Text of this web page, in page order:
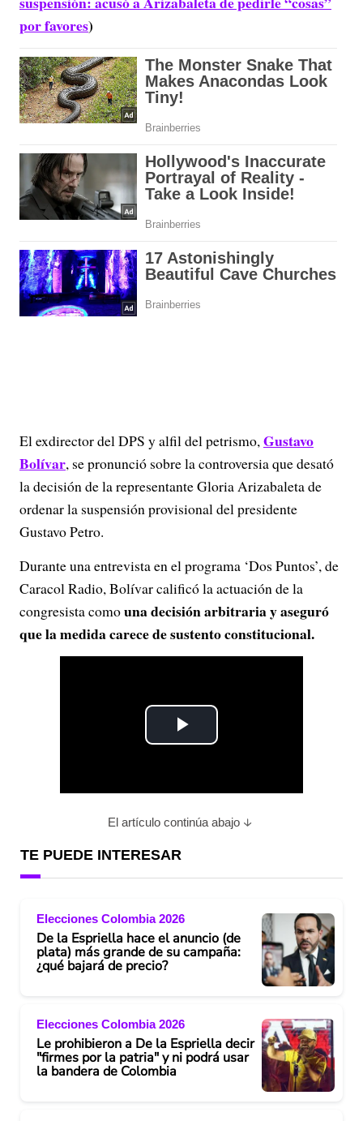
por favores)
El exdirector del DPS y alfil del petrismo,Gustavo
Bolívar, se pronunció sobre la controversia que desató
la decisión de la representante Gloria Arizabaleta de
ordenar la suspensión provisional del presidente
Gustavo Petro.
Durante una entrevista en el programa ‘Dos Puntos’, de
Caracol Radio, Bolívar calificó la actuación de la
congresista comouna decisión arbitraria y aseguró
que la medida carece de sustento constitucional.
P
a
i
d
o
El artículo continúa abajo
TE PUEDE INTERESAR
Elecciones Colombia 2026
De la Espriella hace el anuncio (de
plata) más grande de su campaña:
¿qué bajará de precio?
Elecciones Colombia 2026
Le prohibieron a De la Espriella decir
"firmes por la patria" y ni podrá usar
la bandera de Colombia